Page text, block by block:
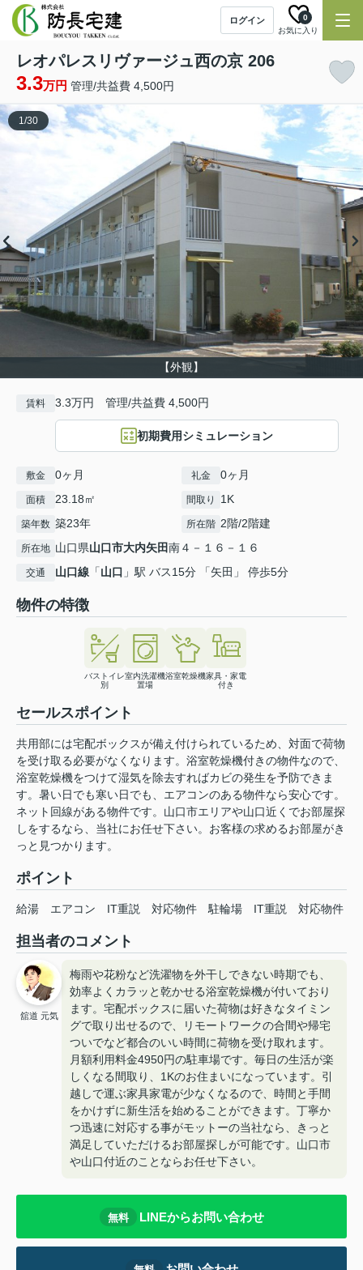
ログイン
お気に入り
0
レオパレスリヴァージュ西の京 206
3.3万円 管理/共益費 4,500円
【外観】
1/30
賃料 3.3万円 管理/共益費 4,500円
初期費用シミュレーション
敷金 0ヶ月 礼金 0ヶ月
面積 23.18㎡ 間取り 1K
築年数 築23年 所在階 2階/2階建
所在地 山口県山口市大内矢田南４－１６－１６
交通 山口線 「山口 」駅 バス15分 「矢田」 停歩5分
物件の特徴
バストイレ
別
室内洗濯機
置場
浴室乾燥機家具・家電
付き
セールスポイント
共用部には宅配ボックスが備え付けられているため、対面で荷物
を受け取る必要がなくなります。浴室乾燥機付きの物件なので、
浴室乾燥機をつけて湿気を除去すればカビの発生を予防できま
す。暑い日でも寒い日でも、エアコンのある物件なら安心です。
ネット回線がある物件です。山口市エリアや山口近くでお部屋探
しをするなら、当社にお任せ下さい。お客様の求めるお部屋がき
っと見つかります。
ポイント
給湯 エアコン IT重説 対応物件 駐輪場 IT重説 対応物件
担当者のコメント
舘道 元気
梅雨や花粉など洗濯物を外干しできない時期でも、
効率よくカラッと乾かせる浴室乾燥機が付いており
ます。宅配ボックスに届いた荷物は好きなタイミン
グで取り出せるので、リモートワークの合間や帰宅
ついでなど都合のいい時間に荷物を受け取れます。
月額利用料金4950円の駐車場です。毎日の生活が楽
しくなる間取り、1Kのお住まいになっています。引
越しで運ぶ家具家電が少なくなるので、時間と手間
をかけずに新生活を始めることができます。丁寧か
つ迅速に対応する事がモットーの当社なら、きっと
満足していただけるお部屋探しが可能です。山口市
や山口付近のことならお任せ下さい。
無料 LINEからお問い合わせ